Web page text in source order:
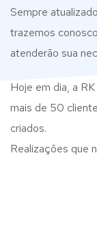
Sempre
trazemos
atenderão sua
Hoje em dia, a
mais de 50
criados.
Realizações que